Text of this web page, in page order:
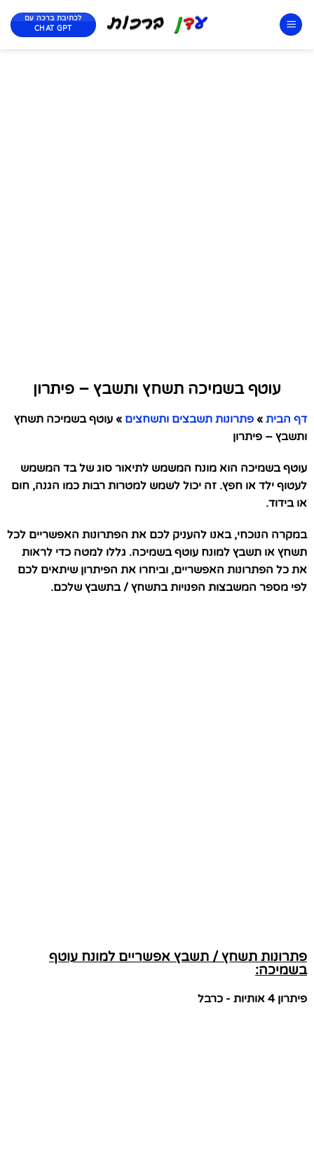
לכתיבת ברכה עם
CHAT GPT
עוטף בשמיכה תשחץ ותשבץ – פיתרון
דף הבית » פתרונות תשבצים ותשחצים » עוטף בשמיכה תשחץ
ותשבץ – פיתרון
עוטף בשמיכה הוא מונח המשמש לתיאור סוג של בד המשמש
לעטוף ילד או חפץ. זה יכול לשמש למטרות רבות כמו הגנה, חום
או בידוד.
במקרה הנוכחי, באנו להעניק לכם את הפתרונות האפשריים לכל
תשחץ או תשבץ למונח עוטף בשמיכה. גללו למטה כדי לראות
את כל הפתרונות האפשריים, וביחרו את הפיתרון שיתאים לכם
לפי מספר המשבצות הפנויות בתשחץ / בתשבץ שלכם.
פתרונות תשחץ / תשבץ אפשריים למונח עוטף
בשמיכה:
פיתרון 4 אותיות - כרבל